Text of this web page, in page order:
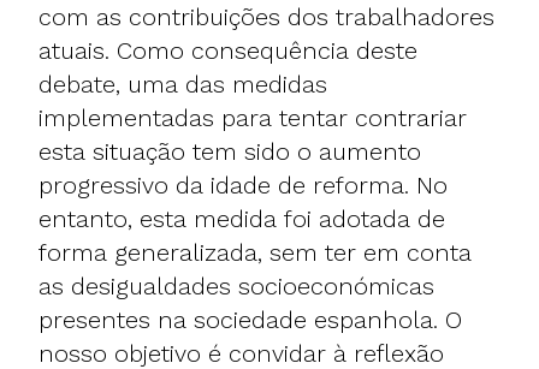
com as contribuições dos trabalhadores
atuais. Como consequência deste
debate, uma das medidas
implementadas para tentar contrariar
esta situação tem sido o aumento
progressivo da idade de reforma. No
entanto, esta medida foi adotada de
forma generalizada, sem ter em conta
as desigualdades socioeconómicas
presentes na sociedade espanhola. O
nosso objetivo é convidar à reflexão